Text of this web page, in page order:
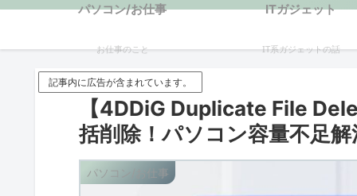
パソコン/お仕事
お仕事のこと
ITガジェット
IT系ガジェットの話
記事内に広告が含まれています。
【4DDiG Duplicate File
括削除！パソコン容量不足
パソコン/お仕事